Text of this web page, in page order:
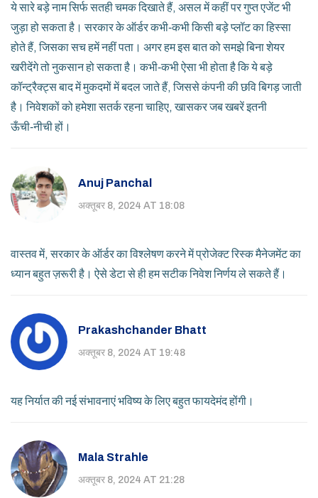
ये सारे बड़े नाम सिर्फ सतही चमक दिखाते हैं, असल में कहीं पर गुप्त एजेंट भी
जुड़ा हो सकता है। सरकार के ऑर्डर कभी‑कभी किसी बड़े प्लॉट का हिस्सा
होते हैं, जिसका सच हमें नहीं पता। अगर हम इस बात को समझे बिना शेयर
खरीदेंगे तो नुकसान हो सकता है। कभी‑कभी ऐसा भी होता है कि ये बड़े
कॉन्ट्रैक्ट्स बाद में मुकदमों में बदल जाते हैं, जिससे कंपनी की छवि बिगड़ जाती
है। निवेशकों को हमेशा सतर्क रहना चाहिए, खासकर जब खबरें इतनी
ऊँची‑नीची हों।
Anuj Panchal
अक्तूबर 8, 2024 AT 18:08
वास्तव में, सरकार के ऑर्डर का विश्लेषण करने में प्रोजेक्ट रिस्क मैनेजमेंट का
ध्यान बहुत ज़रूरी है। ऐसे डेटा से ही हम सटीक निवेश निर्णय ले सकते हैं।
Prakashchander Bhatt
अक्तूबर 8, 2024 AT 19:48
यह निर्यात की नई संभावनाएं भविष्य के लिए बहुत फायदेमंद होंगी।
Mala Strahle
अक्तूबर 8, 2024 AT 21:28